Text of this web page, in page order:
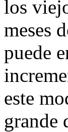
los
meses
puede
este
grande